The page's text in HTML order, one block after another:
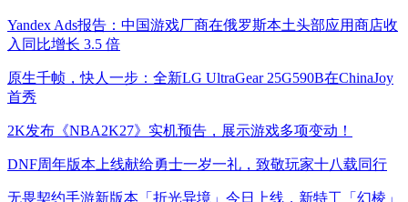
Yandex Ads报告：中国游戏厂商在俄罗斯本土头部应用商店收
入同比增长 3.5 倍
原生千帧，快人一步：全新LG UltraGear 25G590B在ChinaJoy
首秀
2K发布《NBA2K27》实机预告，展示游戏多项变动！
DNF周年版本上线献给勇士一岁一礼，致敬玩家十八载同行
无畏契约手游新版本「折光异境」今日上线，新特工「幻棱」